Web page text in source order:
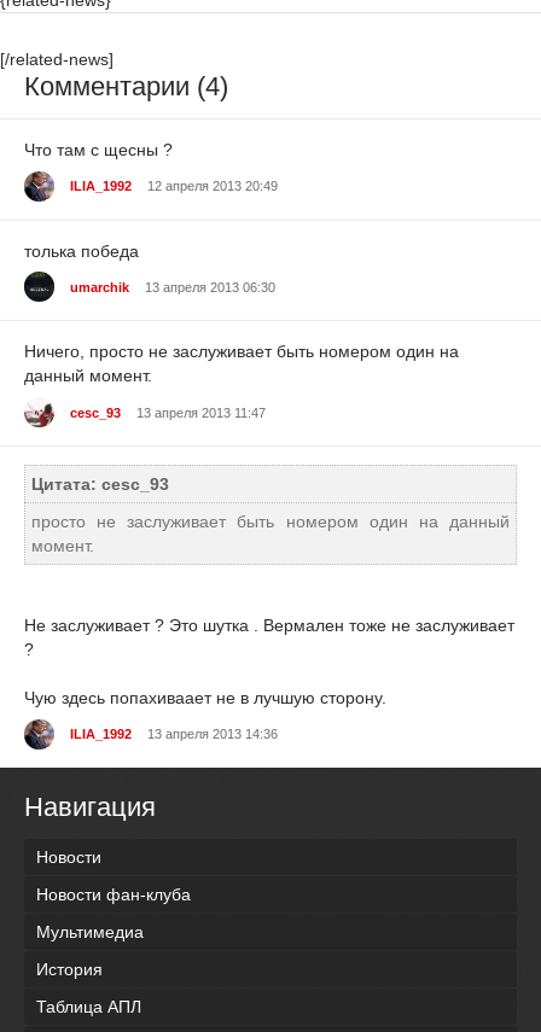
[/related-news]
Комментарии (4)
Что там с щесны ?
ILIA_1992 12 апреля 2013 20:49
толька победа
umarchik 13 апреля 2013 06:30
Ничего, просто не заслуживает быть номером один на
данный момент.
cesc_93 13 апреля 2013 11:47
Цитата: cesc_93
просто не заслуживает быть номером один на данный
момент.
Не заслуживает ? Это шутка . Вермален тоже не заслуживает
?
Чую здесь попахиваает не в лучшую сторону.
ILIA_1992 13 апреля 2013 14:36
Навигация
Новости
Новости фан-клуба
Мультимедиа
История
Таблица АПЛ